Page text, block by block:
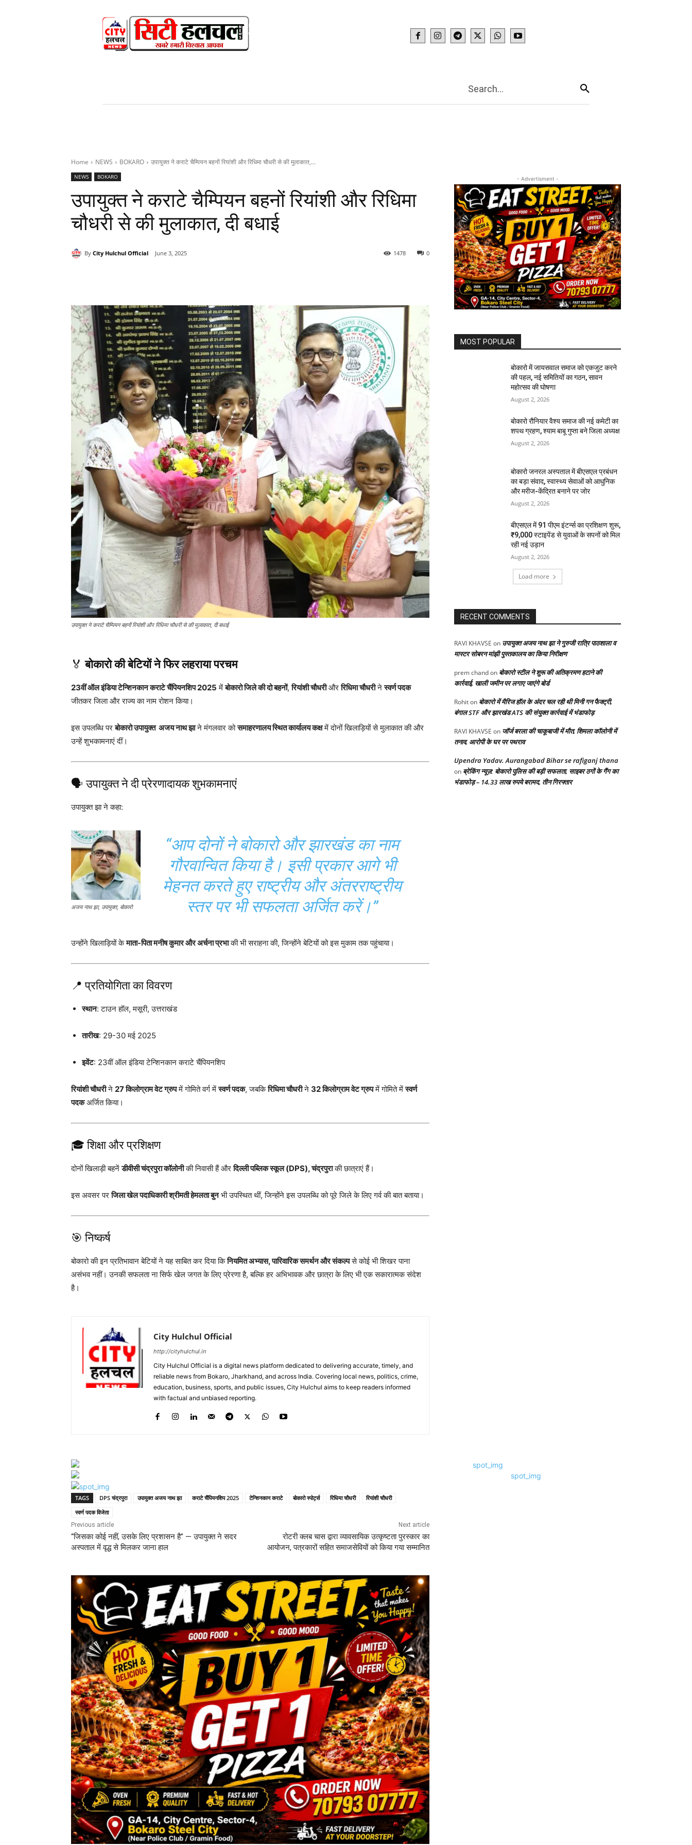
WEB STORIES More
Search...
Home NEWS BOKARO उपायुक्त ने कराटे चैम्पियन बहनों रियांशी और रिधिमा चौधरी से की मुलाकात,...
NEWS BOKARO
उपायुक्त ने कराटे चैम्पियन बहनों रियांशी और रिधिमा
चौधरी से की मुलाकात, दी बधाई
By City Hulchul Official June 3, 2025 0
1478
उपायुक्त ने कराटे चैम्पियन बहनों रियांशी और रिधिमा चौधरी से की मुलाकात, दी बधाई
🏅बोकारो की बेटियों ने फिर लहराया परचम
23वीं ऑल इंडिया टेन्शिनकान कराटे चैंपियनशिप 2025 मेंबोकारो जिले की दो बहनों,रियांशी चौधरीऔररिधिमा चौधरीनेस्वर्ण पदक
जीतकर जिला और राज्य का नाम रोशन किया।
इस उपलब्धि परबोकारो उपायुक्त अजय नाथ झाने मंगलवार कोसमाहरणालय स्थित कार्यालय कक्षमें दोनों खिलाड़ियों से मुलाकात की और
उन्हें शुभकामनाएं दीं।
🗣️ उपायुक्त ने दी प्रेरणादायक शुभकामनाएं
उपायुक्त झा ने कहा:
अजय नाथ झा, उपायुक्त, बोकारो
“आप दोनों ने बोकारो और झारखंड का नाम
गौरवान्वित किया है। इसी प्रकार आगे भी
मेहनत करते हुए राष्ट्रीय और अंतरराष्ट्रीय
स्तर पर भी सफलता अर्जित करें।”
उन्होंने खिलाड़ियों केमाता-पिता मनीष कुमार और अर्चना प्रभाकी भी सराहना की, जिन्होंने बेटियों को इस मुकाम तक पहुंचाया।
📍 प्रतियोगिता का विवरण
स्थान: टाउन हॉल, मसूरी, उत्तराखंड
तारीख: 29-30 मई 2025
इवेंट: 23वीं ऑल इंडिया टेन्शिनकान कराटे चैंपियनशिप
रियांशी चौधरीने 27 किलोग्राम वेट ग्रुपमें गोमिते वर्ग मेंस्वर्ण पदक, जबकिरिधिमा चौधरीने 32 किलोग्राम वेट ग्रुपमें गोमिते मेंस्वर्ण
पदकअर्जित किया।
🎓 शिक्षा और प्रशिक्षण
दोनों खिलाड़ी बहनेंडीवीसी चंद्रपुरा कॉलोनीकी निवासी हैं औरदिल्ली पब्लिक स्कूल (DPS), चंद्रपुराकी छात्राएं हैं।
इस अवसर परजिला खेल पदाधिकारी श्रीमती हेमलता बुनभी उपस्थित थीं, जिन्होंने इस उपलब्धि को पूरे जिले के लिए गर्व की बात बताया।
🎯 निष्कर्ष
बोकारो की इन प्रतिभावान बेटियों ने यह साबित कर दिया किनियमित अभ्यास, पारिवारिक समर्थन और संकल्पसे कोई भी शिखर पाना
असंभव नहीं। उनकी सफलता ना सिर्फ खेल जगत के लिए प्रेरणा है, बल्कि हर अभिभावक और छात्रा के लिए भी एक सकारात्मक संदेश
है।
City Hulchul Official
http://cityhulchul.in
City Hulchul Official is a digital news platform dedicated to delivering accurate, timely, and
reliable news from Bokaro, Jharkhand, and across India. Covering local news, politics, crime,
education, business, sports, and public issues, City Hulchul aims to keep readers informed
with factual and unbiased reporting.
TAGS DPS चंद्रपुरा उपायुक्त अजय नाथ झा कराटे चैंपियनशिप 2025 टेन्शिनकान कराटे बोकारो स्पोर्ट्स रिधिमा चौधरी
रियांशी चौधरी
स्वर्ण पदक विजेता
Previous article
“जिसका कोई नहीं, उसके लिए प्रशासन है” — उपायुक्त ने सदर
अस्पताल में वृद्ध से मिलकर जाना हाल
Next article
रोटरी क्लब चास द्वारा व्यावसायिक उत्कृष्टता पुरस्कार का
आयोजन, पत्रकारों सहित समाजसेवियों को किया गया सम्मानित
- Advertisment -
MOST POPULAR
बोकारो में जायसवाल समाज को एकजुट करने
की पहल, नई समितियों का गठन, सावन
महोत्सव की घोषणा
August 2, 2026
बोकारो रौनियार वैश्य समाज की नई कमेटी का
शपथ ग्रहण, श्याम बाबू गुप्ता बने जिला अध्यक्ष
August 2, 2026
बोकारो जनरल अस्पताल में बीएसएल प्रबंधन
का बड़ा संवाद, स्वास्थ्य सेवाओं को आधुनिक
और मरीज-केंद्रित बनाने पर जोर
August 2, 2026
बीएसएल में 91 पीएम इंटर्न्स का प्रशिक्षण शुरू,
₹9,000 स्टाइपेंड से युवाओं के सपनों को मिल
रही नई उड़ान
August 2, 2026
Load more
RECENT COMMENTS
RAVI KHAVSE on उपायुक्त अजय नाथ झा ने गुरुजी रात्रि पाठशाला व
मास्टर सोबरन मांझी पुस्तकालय का किया निरीक्षण
prem chandon बोकारो स्टील ने शुरू की अतिक्रमण हटाने की
कार्रवाई, खाली जमीन पर लगाए जाएंगे बोर्ड
Rohiton बोकारो में मैरिज हॉल के अंदर चल रही थी मिनी गन फैक्ट्री,
बंगाल STF और झारखंड ATS की संयुक्त कार्रवाई में भंडाफोड़
RAVI KHAVSE on जॉर्ज बरला की चाकूबाजी में मौत, शिमला कॉलोनी में
तनाव, आरोपी के घर पर पथराव
Upendra Yadav. Aurangabad Bihar se rafiganj thana
on ब्रेकिंग न्यूज़: बोकारो पुलिस की बड़ी सफलता, साइबर ठगों के गैंग का
भंडाफोड़ – 14.33 लाख रुपये बरामद, तीन गिरफ्तार